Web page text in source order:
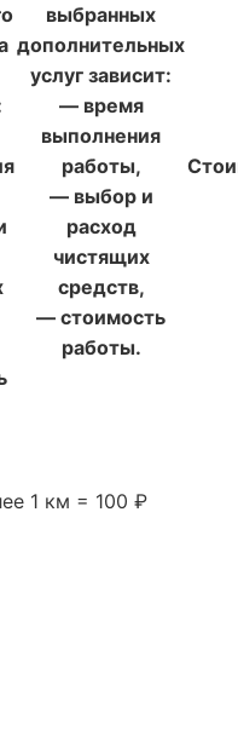
выбранных
дополнительных
услуг зависит:
— время
выполнения
работы,
— выбор и
расход
чистящих
средств,
— стоимость
работы.
1 км = 100 ₽